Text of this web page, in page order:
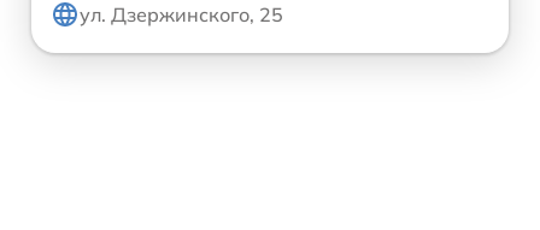
ул. Дзержинского, 25